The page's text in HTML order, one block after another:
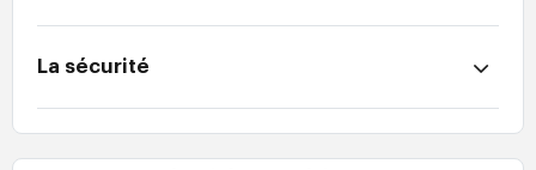
La sécurité